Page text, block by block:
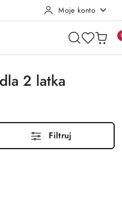
Moje konto
2 latka
Filtruj